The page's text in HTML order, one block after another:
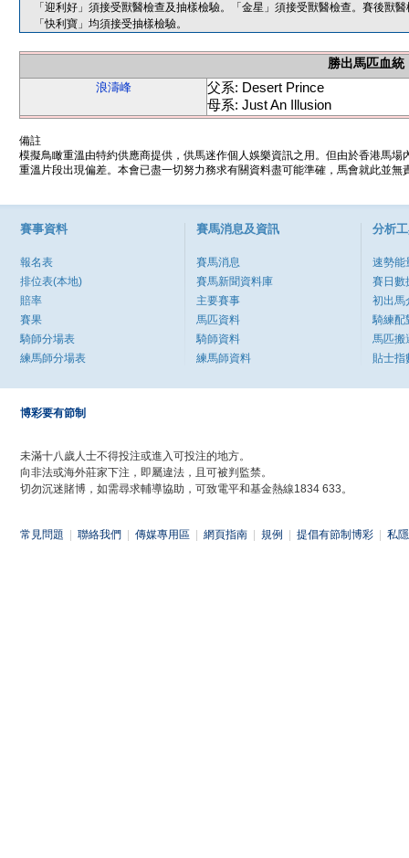
「迎利好」須接受獸醫檢查及抽樣檢驗。「金星」須接受獸醫檢查。賽後獸
「快利寶」均須接受抽樣檢驗。
勝出馬匹血統
浪濤峰
父系: Desert Prince
母系: Just An Illusion
備註
模擬鳥瞰重溫由特約供應商提供，供馬迷作個人娛樂資訊之用。但由於香港馬
重溫片段出現偏差。本會已盡一切努力務求有關資料盡可能準確，馬會就此並
賽事資料
報名表
排位表(本地)
賠率
賽果
騎師分場表
練馬師分場表
賽馬消息及資訊
賽馬消息
賽馬新聞資料庫
主要賽事
馬匹資料
騎師資料
練馬師資料
分析
速勢能
賽日數
初出馬
騎練配
馬匹搬
貼士指
博彩要有節制
未滿十八歲人士不得投注或進入可投注的地方。
向非法或海外莊家下注，即屬違法，且可被判監禁。
切勿沉迷賭博，如需尋求輔導協助，可致電平和基金熱線1834 633。
常見問題 聯絡我們 傳媒專用區 網頁指南 規例 提倡有節制博彩 私